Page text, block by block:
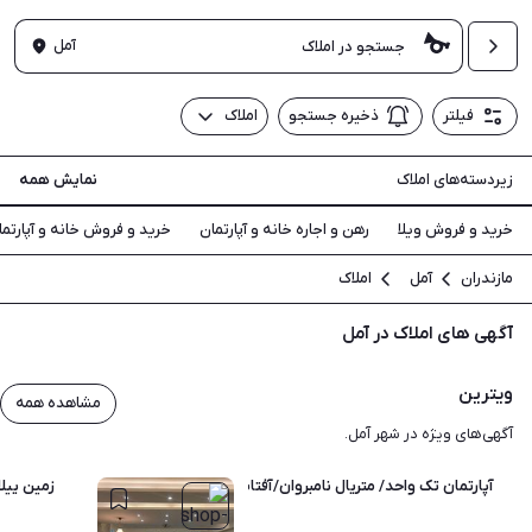
آمل
فیلتر ذخیره جستجو املاک
زیردسته‌های املاک نمایش همه
خرید و فروش ویلا رهن و اجاره خانه و آپارتمان خرید و فروش خانه و
مازندران آمل املاک
آگهی های املاک در آمل
ویترین
آگهی‌های ویژه در شهر آمل.
مشاهده همه
آپارتمان تک واحد/ متریال نامبروان/آفتاب 36 زمین ییلاقی/